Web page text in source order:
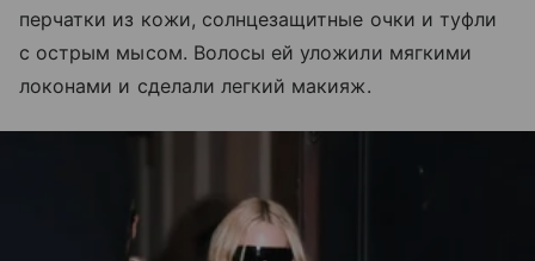
перчатки из кожи, солнцезащитные очки и туфли
с острым мысом. Волосы ей уложили мягкими
локонами и сделали легкий макияж.